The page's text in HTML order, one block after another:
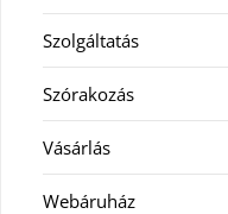
Szolgáltatás
Szórakozás
Vásárlás
Webáruház